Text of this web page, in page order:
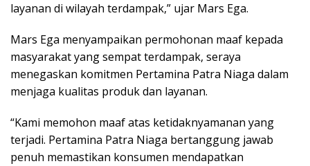
layanan di wilayah terdampak,” ujar Mars Ega.
Mars Ega menyampaikan permohonan maaf kepada
masyarakat yang sempat terdampak, seraya
menegaskan komitmen Pertamina Patra Niaga dalam
menjaga kualitas produk dan layanan.
“Kami memohon maaf atas ketidaknyamanan yang
terjadi. Pertamina Patra Niaga bertanggung jawab
penuh memastikan konsumen mendapatkan